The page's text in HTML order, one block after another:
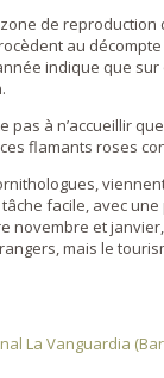
de
au
indique que
pas à n’accueillir
flamants roses
facile, avec
novembre et
mais le
La Vanguardia